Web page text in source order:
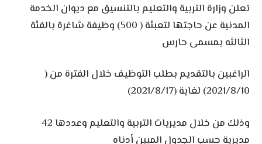
تعلن وزارة التربية والتعليم بالتنسيق مع ديوان الخدمة
المدنية عن حاجتها لتعبئة ( 500) وظيفة شاغرة بالفئة
الثالثه بمسمى حارس
الراغبين بالتقديم بطلب التوظيف خلال الفترة من (
2021/8/10) لغاية (2021/8/17)
وذلك من خلال مديريات التربية والتعليم وعددها 42
مديرية حسب الجدول المبين أدناه